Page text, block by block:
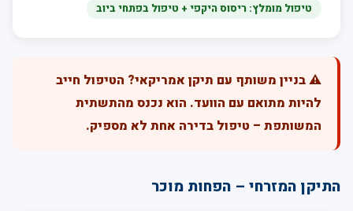
טיפול מומלץ: ריסוס היקפי + טיפול בפתחי ביוב
⚠️ בניין משותף עם תיקן אמריקאי? הטיפול חייב
להיות מתואם עם הוועד. הוא נכנס מהתשתית
המשותפת – טיפול בדירה אחת לא מספיק.
התיקן המזרחי – הפחות מוכר